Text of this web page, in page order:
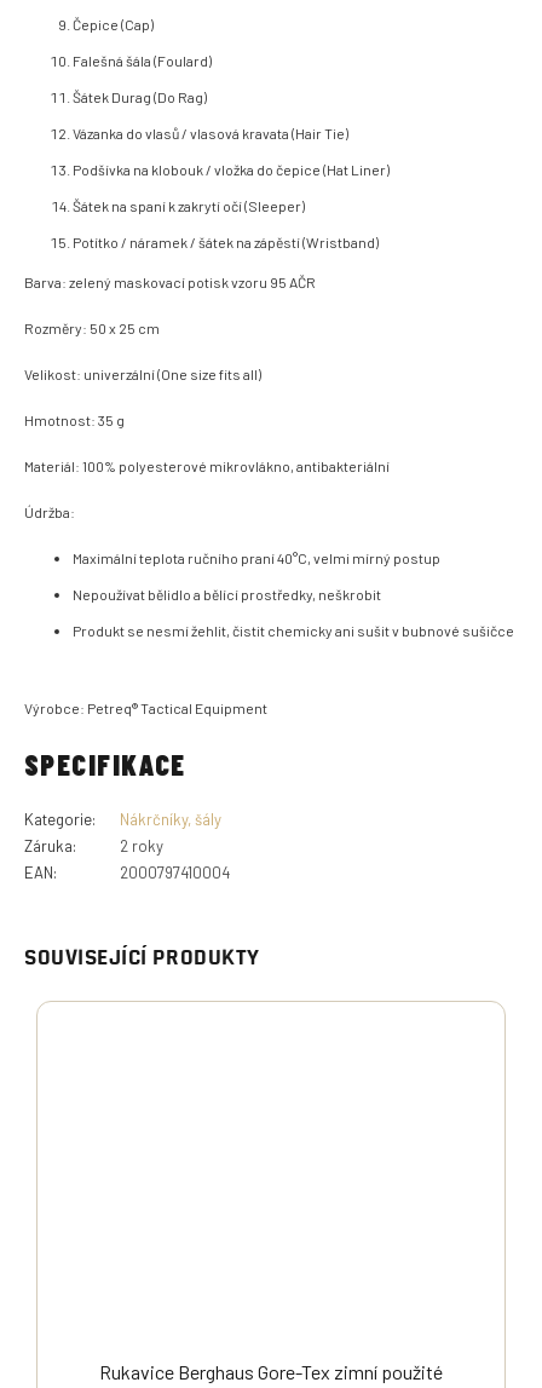
SOUVISEJÍCÍ PRODUKTY
Rukavice Berghaus Gore-Tex zimní použité
Čepice (Cap)
Falešná šála (Foulard)
Šátek Durag (Do Rag)
Vázanka do vlasů / vlasová kravata (Hair Tie)
Podšívka na klobouk / vložka do čepice (Hat Liner)
Šátek na spaní k zakrytí očí (Sleeper)
Potítko / náramek / šátek na zápěstí (Wristband)
Barva: zelený maskovací potisk vzoru 95 AČR
Rozměry: 50 x 25 cm
Velikost: univerzální (One size fits all)
Hmotnost: 35 g
Materiál: 100% polyesterové mikrovlákno, antibakteriální
Údržba:
Maximální teplota ručního praní 40°C, velmi mírný postup
Nepoužívat bělidlo a bělící prostředky, neškrobit
Produkt se nesmí žehlit, čistit chemicky ani sušit v bubnové sušičce
Výrobce: Petreq® Tactical Equipment
SPECIFIKACE
Kategorie:
Nákrčníky, šály
Záruka:
2 roky
EAN: 2000797410004